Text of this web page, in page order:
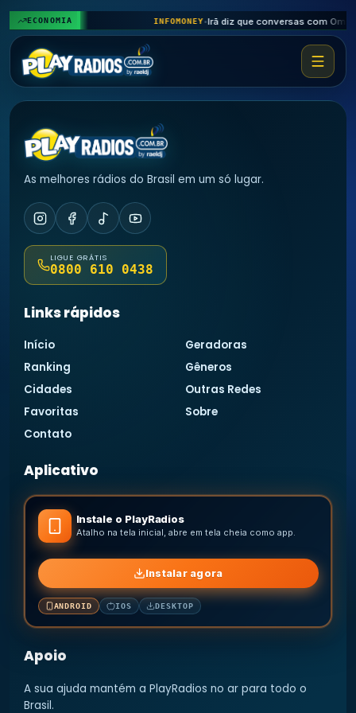
𝄞
♪
♬ECONOMIA INFOMONEY•
As melhores rádios do Brasil em um só lugar.
LIGUE GRÁTIS
0800 610 0438
Links rápidos
Início
Geradoras
Ranking
Gêneros
Cidades
Outras Redes
Favoritas
Sobre
Contato
Aplicativo
Instale o PlayRadios
Atalho na tela inicial, abre em tela cheia como app.
Instalar agora
ANDROID IOS DESKTOP
Apoio
A sua ajuda mantém a PlayRadios no ar para todo o
Brasil.